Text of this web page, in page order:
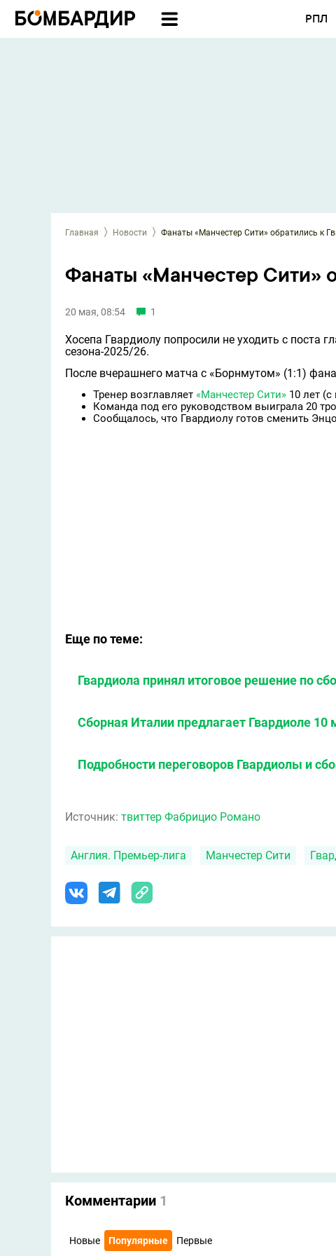
РПЛ
Главная Новости Фанаты «Манчестер Сити» обратились к
Фанаты «Манчестер Сити»
20 мая, 08:54 1
Хосепа Гвардиолу попросили не уходить с поста
сезона-2025/26.
После вчерашнего матча с «Борнмутом» (1:1)
Тренер возглавляет «Манчестер Сити» 10 лет
Команда под его руководством выиграла 20
Сообщалось, что Гвардиолу готов сменить
Еще по теме:
Гвардиола принял итоговое решение по
Сборная Италии предлагает Гвардиоле 10
Подробности переговоров Гвардиолы и
Источник: твиттер Фабрицио Романо
Англия. Премьер-лига Манчестер Сити
Комментарии 1
Новые Популярные Первые